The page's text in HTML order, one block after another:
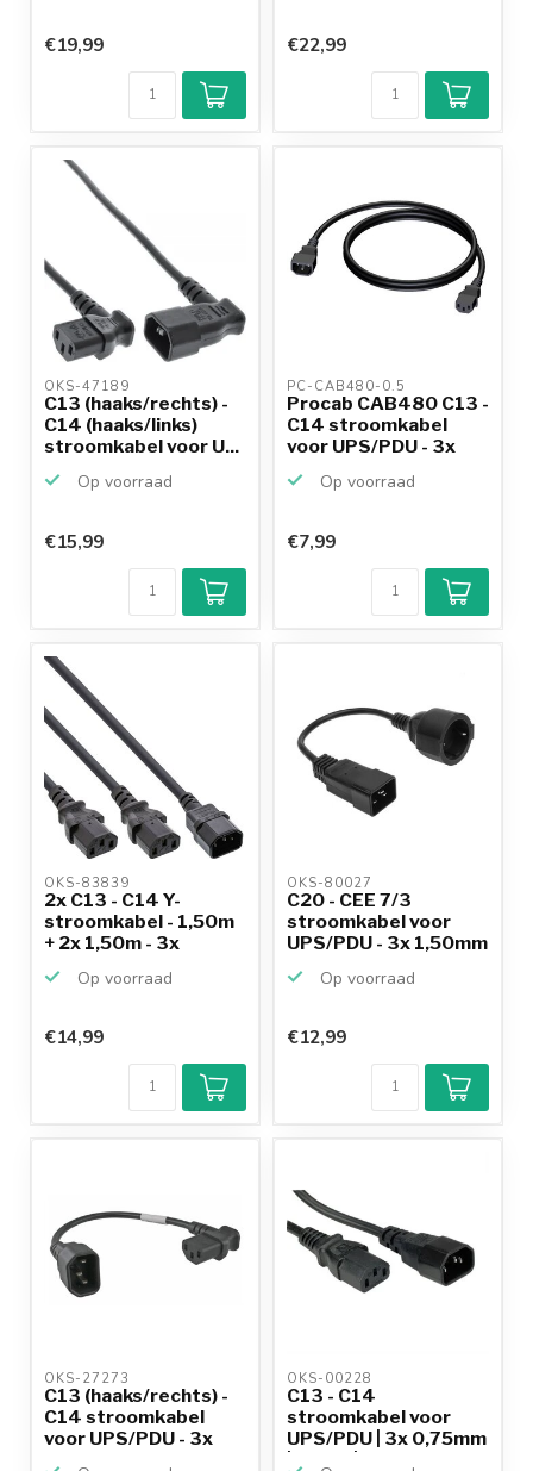
€19,99 €22,99
OKS-47189
C13 (haaks/rechts) -
C14 (haaks/links)
stroomkabel voor U...
Op voorraad
€15,99
PC-CAB480-0.5
Procab CAB480 C13 -
C14 stroomkabel
voor UPS/PDU - 3x
Op voorraad
€7,99
OKS-83839
2x C13 - C14 Y-
stroomkabel - 1,50m
+ 2x 1,50m - 3x
Op voorraad
€14,99
OKS-80027
C20 - CEE 7/3
stroomkabel voor
UPS/PDU - 3x 1,50mm
Op voorraad
€12,99
OKS-27273
C13 (haaks/rechts) -
C14 stroomkabel
voor UPS/PDU - 3x
OKS-00228
C13 - C14
stroomkabel voor
UPS/PDU | 3x 0,75mm
| zwart | ...